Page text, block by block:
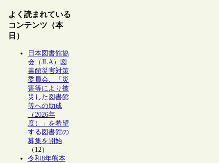
よく読まれている
コンテンツ（本
日）
日本図書館協
会（JLA）図
書館災害対策
委員会、「災
害等により被
災した図書館
等への助成
（2026年
度）」を希望
する図書館の
募集を開始
（12）
令和8年熊本